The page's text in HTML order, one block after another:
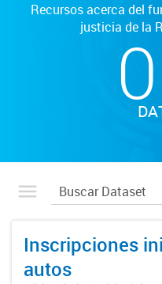
Recursos acerca del
justicia de la
Inscripciones
autos